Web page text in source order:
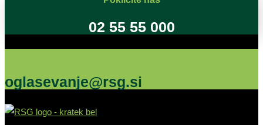
02 55 55 000
oglasevanje@rsg.si